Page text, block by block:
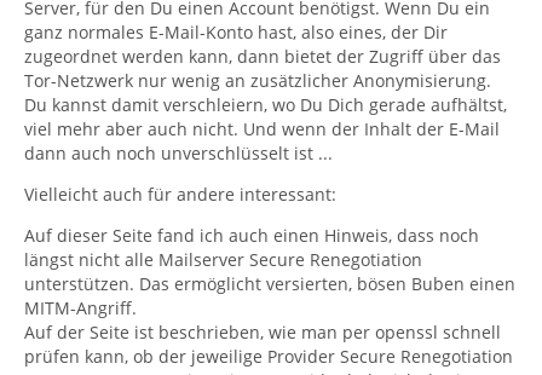
Server, für den Du einen Account benötigst. Wenn Du ein
ganz normales E-Mail-Konto hast, also eines, der Dir
zugeordnet werden kann, dann bietet der Zugriff über das
Tor-Netzwerk nur wenig an zusätzlicher Anonymisierung.
Du kannst damit verschleiern, wo Du Dich gerade aufhältst,
viel mehr aber auch nicht. Und wenn der Inhalt der E-Mail
dann auch noch unverschlüsselt ist ...
Vielleicht auch für andere interessant:
Auf dieser Seite fand ich auch einen Hinweis, dass noch
längst nicht alle Mailserver Secure Renegotiation
unterstützen. Das ermöglicht versierten, bösen Buben einen
MITM-Angriff.
Auf der Seite ist beschrieben, wie man per openssl schnell
prüfen kann, ob der jeweilige Provider Secure Renegotiation